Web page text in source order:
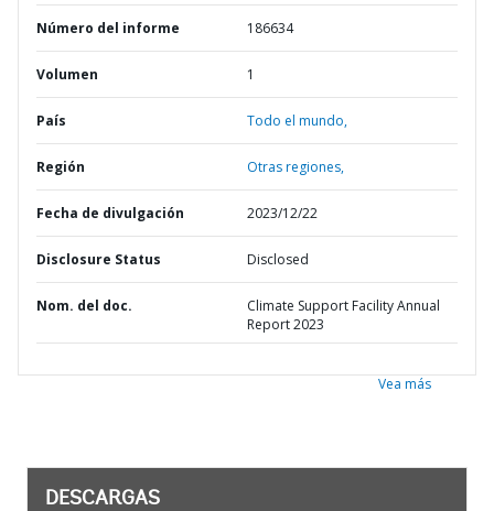
Número del informe 186634
Volumen 1
País Todo el mundo,
Región Otras regiones,
Fecha de divulgación 2023/12/22
Disclosure Status Disclosed
Nom. del doc.
Climate Support Facility Annual
Report 2023
Vea más
DESCARGAS